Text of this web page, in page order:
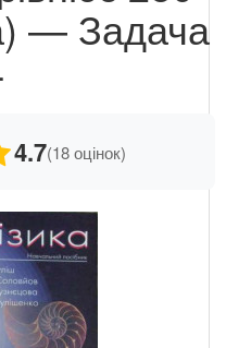
— Задача
4.7(18 оцінок)